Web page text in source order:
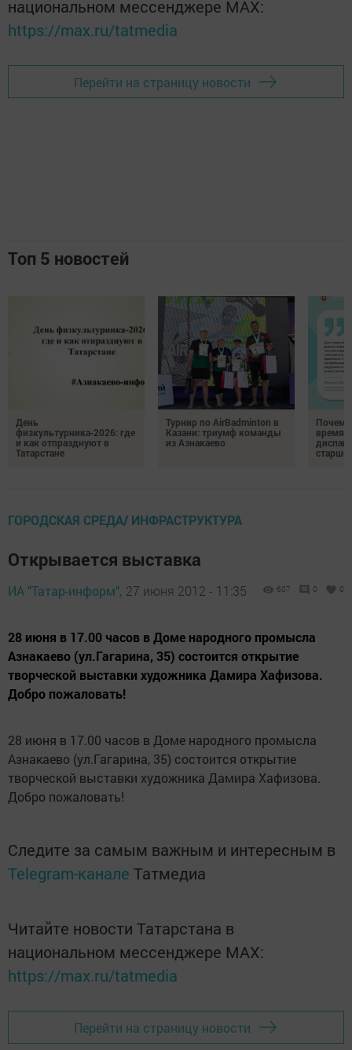
национальном мессенджере MАХ:
https://max.ru/tatmedia
Перейти на страницу новости
Топ 5 новостей
День
физкультурника‑2026: где
и как отпразднуют в
Татарстане
Турнир по AirBadminton в
Казани: триумф команды
из Азнакаево
время
ГОРОДСКАЯ СРЕДА/ ИНФРАСТРУКТУРА
Открывается выставка
ИА "Татар-информ", 27 июня 2012 - 11:35 607 0 0
28 июня в 17.00 часов в Доме народного промысла
Азнакаево (ул.Гагарина, 35) состоится открытие
творческой выставки художника Дамира Хафизова.
Добро пожаловать!
28 июня в 17.00 часов в Доме народного промысла
Азнакаево (ул.Гагарина, 35) состоится открытие
творческой выставки художника Дамира Хафизова.
Добро пожаловать!
Следите за самым важным и интересным в
Telegram-канале Татмедиа
Читайте новости Татарстана в
национальном мессенджере MАХ:
https://max.ru/tatmedia
Перейти на страницу новости